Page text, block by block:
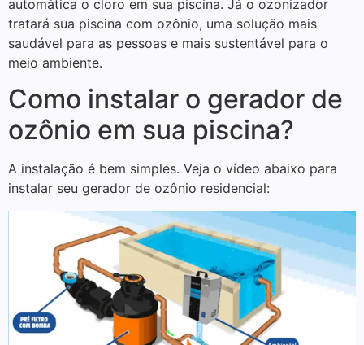
automática o cloro em sua piscina. Já o ozonizador
tratará sua piscina com ozônio, uma solução mais
saudável para as pessoas e mais sustentável para o
meio ambiente.
Como instalar o gerador de
ozônio em sua piscina?
A instalação é bem simples. Veja o vídeo abaixo para
instalar seu gerador de ozônio residencial: